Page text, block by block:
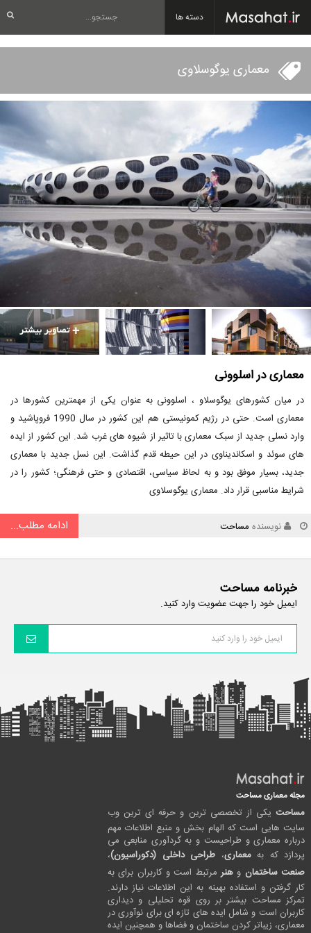
دسته ها
معماری یوگوسلاوی
معماری در اسلوونی
در میان کشورهای یوگوسلاو ، اسلوونی به عنوان یکی از مهمترین کشورها در
معماری است. حتی در رژیم کمونیستی هم این کشور در سال 1990 فروپاشید و
وارد نسلی جدید از سبک معماری با تاثیر از شیوه های غرب شد. این کشور از ایده
های سوئد و اسکاندیناوی در این حیطه قدم گذاشت. این نسل جدید با معماری
جدید، بسیار موفق بود و به لحاظ سیاسی، اقتصادی و حتی فرهنگی؛ کشور را در
شرایط مناسبی قرار داد. معماری یوگوسلاوی
نویسنده مساحت ادامه مطلب...
خبرنامه مساحت
ایمیل خود را جهت عضویت وارد کنید.
مجله معماری مساحت
مساحت یکی از تخصصی ترین و حرفه ای ترین وب
سایت هایی است که الهام بخش و منبع اطلاعات مهم
درباره معماری و طراحیست و به گردآوری منابعی می
پردازد که بهمعماری، طراحی داخلی (دکوراسیون)،
صنعت ساختمان و هنرمرتبط است و کاربران برای به
کار گرفتن و استفاده بهینه به این اطلاعات نیاز دارند.
تمرکز مساحت بیشتر بر روی قوه تحلیلی و دیداری
کاربران است و شامل ایده های تازه ای برای نوآوری در
معماری، زیباتر کردن ساختمان و فضاها و همچنین ایده